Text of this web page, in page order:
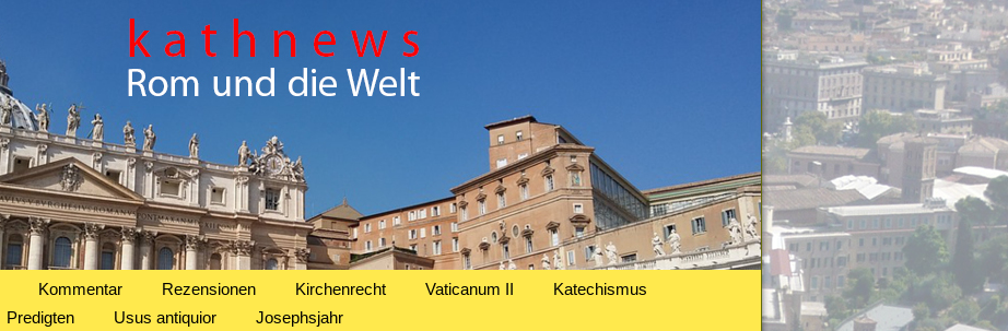
Kommentar Rezensionen Kirchenrecht Vaticanum II
Katechismus
Predigten Usus antiquior Josephsjahr